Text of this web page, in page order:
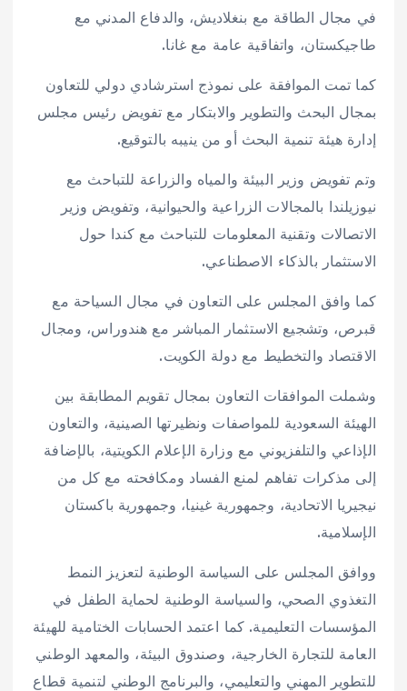
في مجال الطاقة مع بنغلاديش، والدفاع المدني مع
طاجيكستان، واتفاقية عامة مع غانا.
كما تمت الموافقة على نموذج استرشادي دولي للتعاون
بمجال البحث والتطوير والابتكار مع تفويض رئيس مجلس
إدارة هيئة تنمية البحث أو من ينيبه بالتوقيع.
وتم تفويض وزير البيئة والمياه والزراعة للتباحث مع
نيوزيلندا بالمجالات الزراعية والحيوانية، وتفويض وزير
الاتصالات وتقنية المعلومات للتباحث مع كندا حول
الاستثمار بالذكاء الاصطناعي.
كما وافق المجلس على التعاون في مجال السياحة مع
قبرص، وتشجيع الاستثمار المباشر مع هندوراس، ومجال
الاقتصاد والتخطيط مع دولة الكويت.
وشملت الموافقات التعاون بمجال تقويم المطابقة بين
الهيئة السعودية للمواصفات ونظيرتها الصينية، والتعاون
الإذاعي والتلفزيوني مع وزارة الإعلام الكويتية، بالإضافة
إلى مذكرات تفاهم لمنع الفساد ومكافحته مع كل من
نيجيريا الاتحادية، وجمهورية غينيا، وجمهورية باكستان
الإسلامية.
ووافق المجلس على السياسة الوطنية لتعزيز النمط
التغذوي الصحي، والسياسة الوطنية لحماية الطفل في
المؤسسات التعليمية. كما اعتمد الحسابات الختامية للهيئة
العامة للتجارة الخارجية، وصندوق البيئة، والمعهد الوطني
للتطوير المهني والتعليمي، والبرنامج الوطني لتنمية قطاع